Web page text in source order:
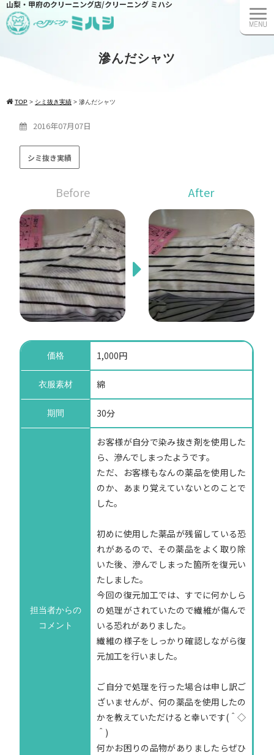
山梨・甲府のクリーニング店/クリーニング ミハシ
滲んだシャツ
TOP > シミ抜き実績 > 滲んだシャツ
2016年07月07日
シミ抜き実績
Before After
価格 1,000円
衣服素材 綿
期間 30分
担当者からの
コメント
お客様が自分で染み抜き剤を使用した
ら、滲んでしまったようです。
ただ、お客様もなんの薬品を使用した
のか、あまり覚えていないとのことで
した。
初めに使用した薬品が残留している恐
れがあるので、その薬品をよく取り除
いた後、滲んでしまった箇所を復元い
たしました。
今回の復元加工では、すでに何かしら
の処理がされていたので繊維が傷んで
いる恐れがありました。
繊維の様子をしっかり確認しながら復
元加工を行いました。
ご自分で処理を行った場合は申し訳ご
ざいませんが、何の薬品を使用したの
かを教えていただけると幸いです(＾◇
＾)
何かお困りの品物がありましたらぜひ